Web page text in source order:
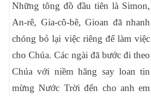
Những tông đồ đầu tiên là Simon,
An-rê, Gia-cô-bê, Gioan đã nhanh
chóng bỏ lại việc riêng để làm việc
cho Chúa. Các ngài đã bước đi theo
Chúa với niềm hăng say loan tin
mừng Nước Trời đến cho anh em